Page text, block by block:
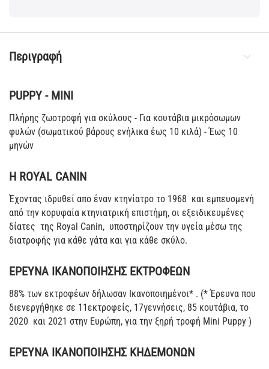
Περιγραφή
PUPPY - MINI
Πλήρης ζωοτροφή για σκύλους - Για κουτάβια μικρόσωμων
φυλών (σωματικού βάρους ενήλικα έως 10 κιλά) - Έως 10
μηνών
Η ROYAL CANIN
Έχοντας ιδρυθεί απο έναν κτηνίατρο το 1968 και εμπευσμενή
από την κορυφαία κτηνιατρική επιστήμη, οι εξειδικευμένες
δίατες της Royal Canin, υποστηρίζουν την υγεία μέσω της
διατροφής για κάθε γάτα και για κάθε σκύλο.
ΕΡΕΥΝΑ ΙΚΑΝΟΠΟΙΗΣΗΣ ΕΚΤΡΟΦΕΩΝ
88% των εκτροφέων δήλωσαν Ικανοποιημένοι* . (* Έρευνα που
διενεργήθηκε σε 11εκτροφείς, 17γεννήσεις, 85 κουτάβια, το
2020 και 2021 στην Ευρώπη, για την ξηρή τροφή Mini Puppy )
ΕΡΕΥΝΑ ΙΚΑΝΟΠΟΙΗΣΗΣ ΚΗΔΕΜΟΝΩΝ